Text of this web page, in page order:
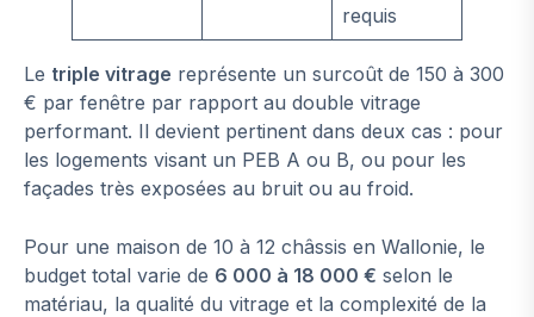
requis
Le triple vitrage représente un surcoût de 150 à 300
€ par fenêtre par rapport au double vitrage
performant. Il devient pertinent dans deux cas : pour
les logements visant un PEB A ou B, ou pour les
façades très exposées au bruit ou au froid.
Pour une maison de 10 à 12 châssis en Wallonie, le
budget total varie de 6 000 à 18 000 € selon le
matériau, la qualité du vitrage et la complexité de la